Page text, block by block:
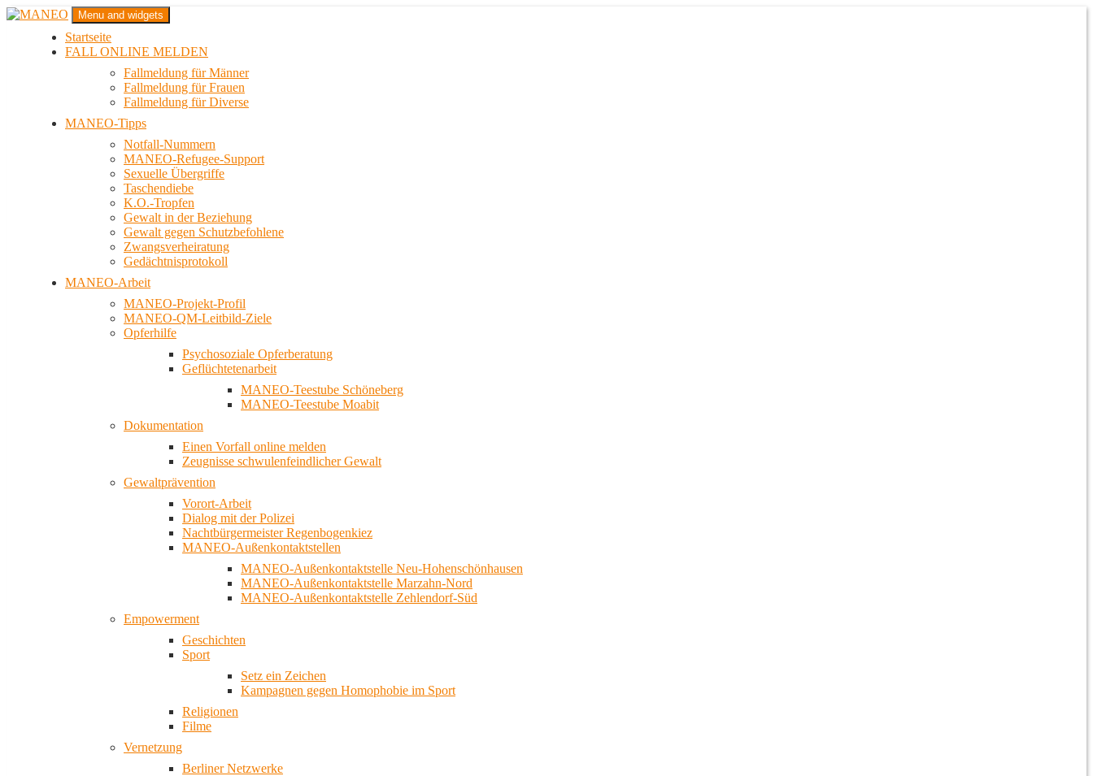
Zum
MANEO
Das schwule Anti-Gewalt-Projekt in Berlin
Menu and widgets
Startseite
FALL ONLINE MELDEN
Fallmeldung für Männer
Fallmeldung für Frauen
Fallmeldung für Diverse
MANEO-Tipps
Notfall-Nummern
MANEO-Refugee-Support
Sexuelle Übergriffe
Taschendiebe
K.O.-Tropfen
Gewalt in der Beziehung
Gewalt gegen Schutzbefohlene
Zwangsverheiratung
Gedächtnisprotokoll
MANEO-Arbeit
MANEO-Projekt-Profil
MANEO-QM-Leitbild-Ziele
Opferhilfe
Psychosoziale Opferberatung
Geflüchtetenarbeit
MANEO-Teestube Schöneberg
MANEO-Teestube Moabit
Dokumentation
Einen Vorfall online melden
Zeugnisse schwulenfeindlicher Gewalt
Gewaltprävention
Vorort-Arbeit
Dialog mit der Polizei
Nachtbürgermeister Regenbogenkiez
MANEO-Außenkontaktstellen
MANEO-Außenkontaktstelle Neu-Hohenschönhausen
MANEO-Außenkontaktstelle Marzahn-Nord
MANEO-Außenkontaktstelle Zehlendorf-Süd
Empowerment
Geschichten
Sport
Setz ein Zeichen
Kampagnen gegen Homophobie im Sport
Religionen
Filme
Vernetzung
Berliner Netzwerke